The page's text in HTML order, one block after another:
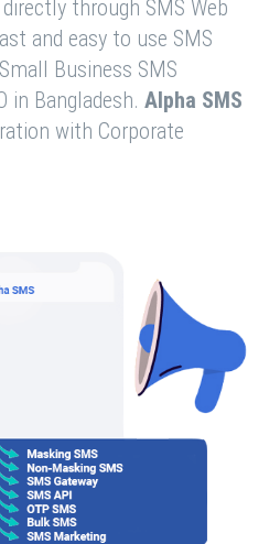
through SMS Web
and easy to use SMS
Business SMS
in Bangladesh. Alpha SMS
with Corporate